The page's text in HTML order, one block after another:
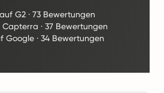
G2· 73 Bewertungen
Capterra · 37 Bewertungen
Google ·34 Bewertungen